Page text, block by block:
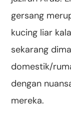
gersang
kucing liar
sekarang
domestik/
dengan
mereka.